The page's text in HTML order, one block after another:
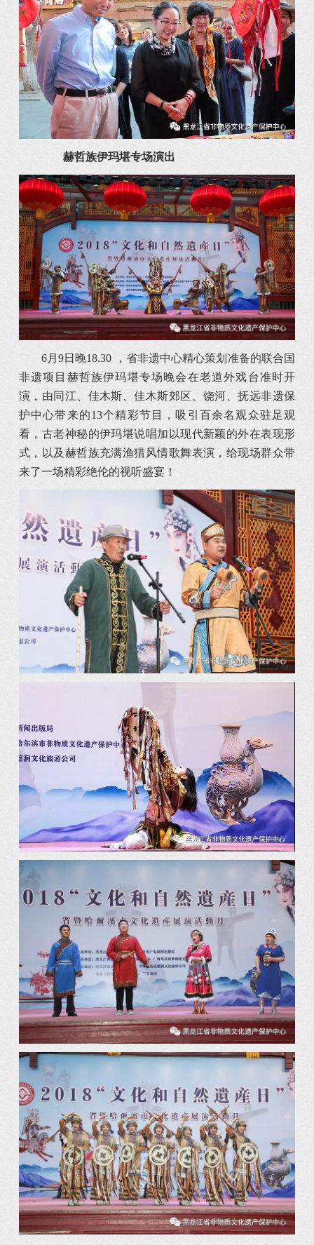
赫哲族伊玛堪专场演出
6月9日晚18.30 ，省非遗中心精心策划准备的联合国
非遗项目赫哲族伊玛堪专场晚会在老道外戏台准时开
演，由同江、佳木斯、佳木斯郊区、饶河、抚远非遗保
护中心带来的13个精彩节目，吸引百余名观众驻足观
看，古老神秘的伊玛堪说唱加以现代新颖的外在表现形
式，以及赫哲族充满渔猎风情歌舞表演，给现场群众带
来了一场精彩绝伦的视听盛宴！